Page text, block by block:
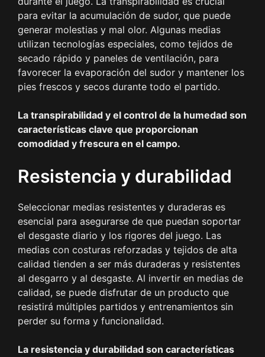
para evitar la acumulación de sudor, que puede
generar molestias y mal olor. Algunas medias
utilizan tecnologías especiales, como tejidos de
secado rápido y paneles de ventilación, para
favorecer la evaporación del sudor y mantener los
pies frescos y secos durante todo el partido.
La transpirabilidad y el control de la humedad son
características clave que proporcionan
comodidad y frescura en el campo.
Resistencia y durabilidad
Seleccionar medias resistentes y duraderas es
esencial para asegurarse de que puedan soportar
el desgaste diario y los rigores del juego. Las
medias con costuras reforzadas y tejidos de alta
calidad tienden a ser más duraderas y resistentes
al desgarro y al desgaste. Al invertir en medias de
calidad, se puede disfrutar de un producto que
resistirá múltiples partidos y entrenamientos sin
perder su forma y funcionalidad.
La resistencia y durabilidad son características